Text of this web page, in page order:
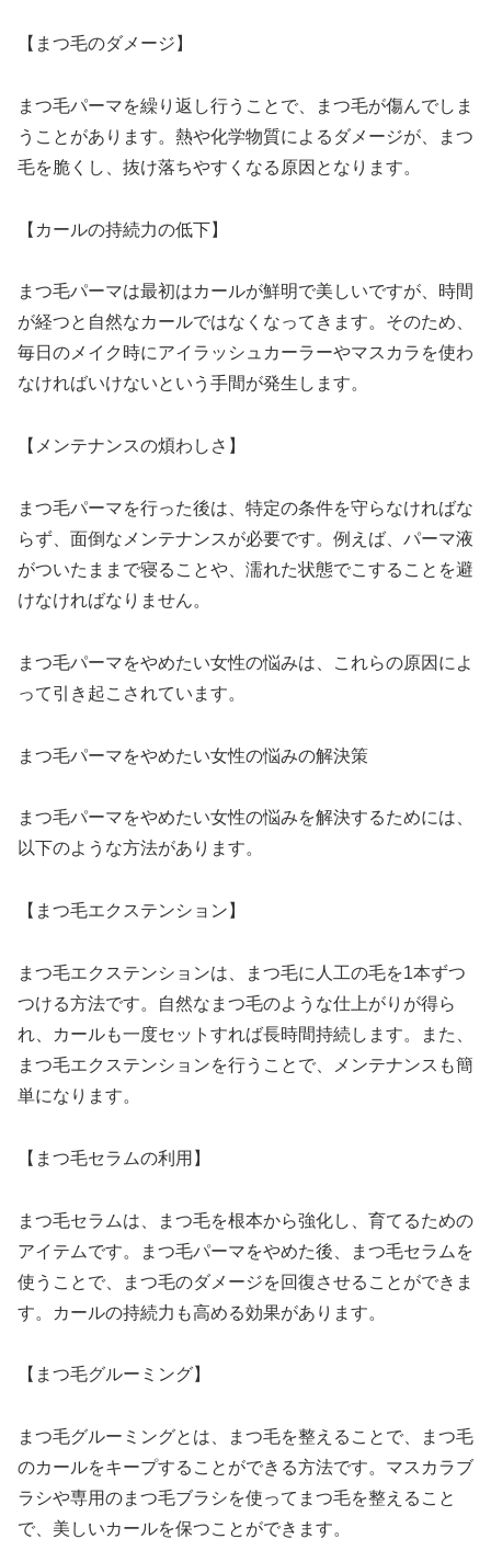
【まつ毛のダメージ】
まつ毛パーマを繰り返し行うことで、まつ毛が傷んでしま
うことがあります。熱や化学物質によるダメージが、まつ
毛を脆くし、抜け落ちやすくなる原因となります。
【カールの持続力の低下】
まつ毛パーマは最初はカールが鮮明で美しいですが、時間
が経つと自然なカールではなくなってきます。そのため、
毎日のメイク時にアイラッシュカーラーやマスカラを使わ
なければいけないという手間が発生します。
【メンテナンスの煩わしさ】
まつ毛パーマを行った後は、特定の条件を守らなければな
らず、面倒なメンテナンスが必要です。例えば、パーマ液
がついたままで寝ることや、濡れた状態でこすることを避
けなければなりません。
まつ毛パーマをやめたい女性の悩みは、これらの原因によ
って引き起こされています。
まつ毛パーマをやめたい女性の悩みの解決策
まつ毛パーマをやめたい女性の悩みを解決するためには、
以下のような方法があります。
【まつ毛エクステンション】
まつ毛エクステンションは、まつ毛に人工の毛を1本ずつ
つける方法です。自然なまつ毛のような仕上がりが得ら
れ、カールも一度セットすれば長時間持続します。また、
まつ毛エクステンションを行うことで、メンテナンスも簡
単になります。
【まつ毛セラムの利用】
まつ毛セラムは、まつ毛を根本から強化し、育てるための
アイテムです。まつ毛パーマをやめた後、まつ毛セラムを
使うことで、まつ毛のダメージを回復させることができま
す。カールの持続力も高める効果があります。
【まつ毛グルーミング】
まつ毛グルーミングとは、まつ毛を整えることで、まつ毛
のカールをキープすることができる方法です。マスカラブ
ラシや専用のまつ毛ブラシを使ってまつ毛を整えること
で、美しいカールを保つことができます。